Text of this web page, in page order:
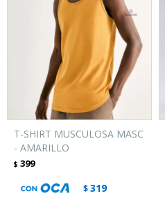
T-SHIRT MUSCULOSA MASC
- AMARILLO
$ 399
$319